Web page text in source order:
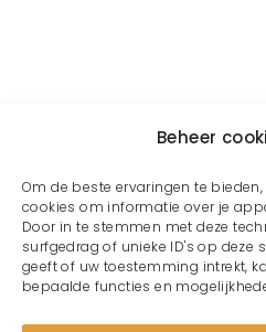
Beheer
Om de beste ervaringen te
cookies om informatie over je
Door in te stemmen met deze
surfgedrag of unieke ID's op deze
geeft of uw toestemming intrekt,
bepaalde functies en